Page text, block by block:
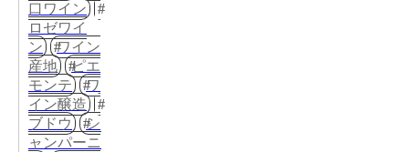
口ワイン
ロゼワイ
ン
ワイン
産地
ピエ
モンテ
ワ
イン醸造
ブドウ
シ
ャンパーニ